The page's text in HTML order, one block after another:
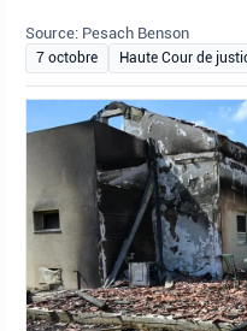
Source: Pesach Benson
7 octobre Haute Cour de